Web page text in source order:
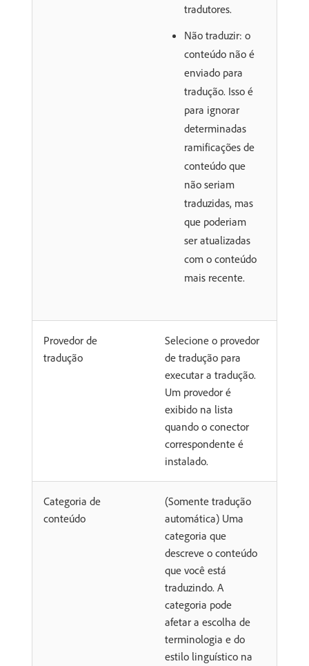
tradutores.
Não traduzir: o
conteúdo não é
enviado para
tradução. Isso é
para ignorar
determinadas
ramificações de
conteúdo que
não seriam
traduzidas, mas
que poderiam
ser atualizadas
com o conteúdo
mais recente.
Provedor de
tradução
Selecione o provedor
de tradução para
executar a tradução.
Um provedor é
exibido na lista
quando o conector
correspondente é
instalado.
Categoria de
conteúdo
(Somente tradução
automática) Uma
categoria que
descreve o conteúdo
que você está
traduzindo. A
categoria pode
afetar a escolha de
terminologia e do
estilo linguístico na